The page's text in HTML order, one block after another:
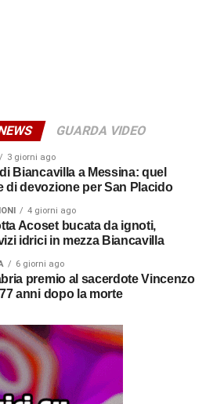
GUARDA VIDEO
3 giorni ago
Biancavilla a Messina: quel
di devozione per San Placido
4 giorni ago
Acoset bucata da ignoti,
idrici in mezza Biancavilla
6 giorni ago
premio al sacerdote Vincenzo
anni dopo la morte